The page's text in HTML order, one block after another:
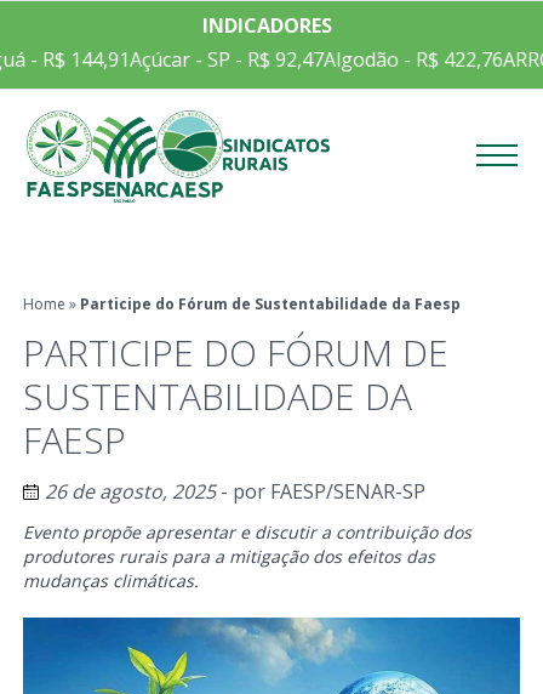
INDICADORES
- R$ 144,91Açúcar - SP - R$ 92,47Algodão - R$ 422,76
Home » Participe do Fórum de Sustentabilidade da Faesp
PARTICIPE DO FÓRUM DE
SUSTENTABILIDADE DA
FAESP
26 de agosto, 2025- por FAESP/SENAR-SP
Evento propõe apresentar e discutir a contribuição dos
produtores rurais para a mitigação dos efeitos das
mudanças climáticas.